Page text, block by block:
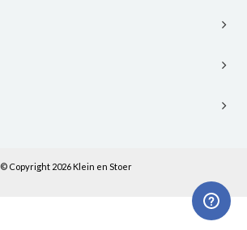
© Copyright 2026 Klein en Stoer